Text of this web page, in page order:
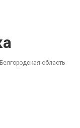
Белгородская область